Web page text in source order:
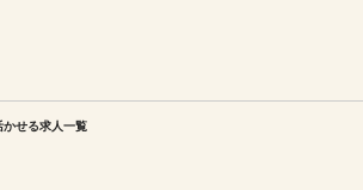
かせる求人一覧